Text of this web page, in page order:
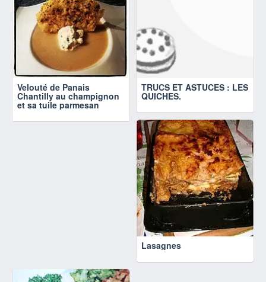
Velouté de Panais
Chantilly au champignon
et sa tuile parmesan
TRUCS ET ASTUCES : LES
QUICHES.
Lasagnes